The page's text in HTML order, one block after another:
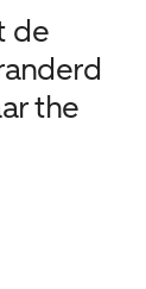
de
the